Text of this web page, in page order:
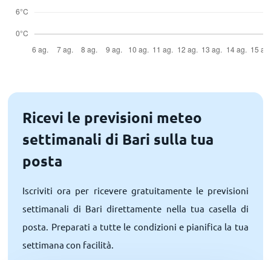
Ricevi le previsioni meteo
settimanali di Bari sulla tua
posta
Iscriviti ora per ricevere gratuitamente le previsioni
settimanali di Bari direttamente nella tua casella di
posta. Preparati a tutte le condizioni e pianifica la tua
settimana con facilità.